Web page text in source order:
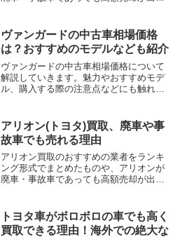
ヴァンガードの中古車相場価格
は？おすすめのモデルなども紹介
ヴァンガードの中古車相場価格について
解説していきます。魅力やおすすめモデ
ル、購入する際の注意点などにも触れて
さい。
アリオン(トヨタ)買取、廃車や事
故車でも売れる理由
アリオン買取のおすすめの業者をランキ
ング形式でまとめたものや、アリオンが
廃車・事故車であっても高額売却が出来
トヨタ車がボロボロの車でも高く
買取できる理由！海外での絶大な